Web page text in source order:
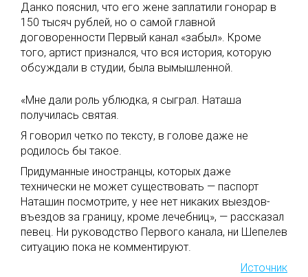
Данко пояснил, что его жене заплатили гонорар в
150 тысяч рублей, но о самой главной
договоренности Первый канал «забыл». Кроме
того, артист признался, что вся история, которую
обсуждали в студии, была вымышленной.
«Мне дали роль ублюдка, я сыграл. Наташа
получилась святая.
Я говорил четко по тексту, в голове даже не
родилось бы такое.
Придуманные иностранцы, которых даже
технически не может существовать — паспорт
Наташин посмотрите, у нее нет никаких выездов-
въездов за границу, кроме лечебниц», — рассказал
певец. Ни руководство Первого канала, ни Шепелев
ситуацию пока не комментируют.
Источник